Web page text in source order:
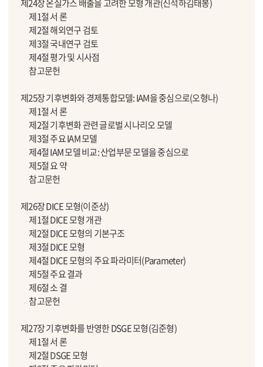
제24장 온실가스 배출을 고려한 모형 개관(신석하김태봉)
제1절 서 론
제2절 해외연구 검토
제3절 국내연구 검토
제4절 평가 및 시사점
참고문헌
제25장 기후변화와 경제통합모델: IAM을 중심으로(오형나)
제1절 서 론
제2절 기후변화 관련 글로벌 시나리오 모델
제3절 주요 IAM 모델
제4절 IAM 모델 비교: 산업부문 모델을 중심으로
제5절 요 약
참고문헌
제26장 DICE 모형(이준상)
제1절 DICE 모형 개관
제2절 DICE 모형의 기본구조
제3절 DICE 모형
제4절 DICE 모형의 주요 파라미터(Parameter)
제5절 주요 결과
제6절 소 결
참고문헌
제27장 기후변화를 반영한 DSGE 모형(김준형)
제1절 서 론
제2절 DSGE 모형